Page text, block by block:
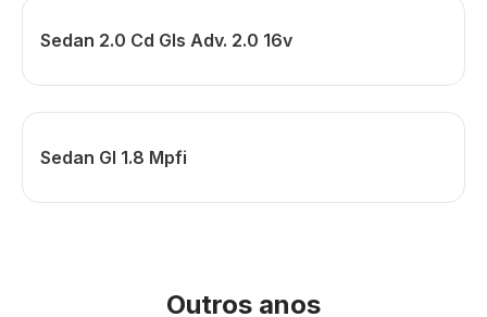
Sedan 2.0 Cd Gls Adv. 2.0 16v
Sedan Gl 1.8 Mpfi
Outros anos